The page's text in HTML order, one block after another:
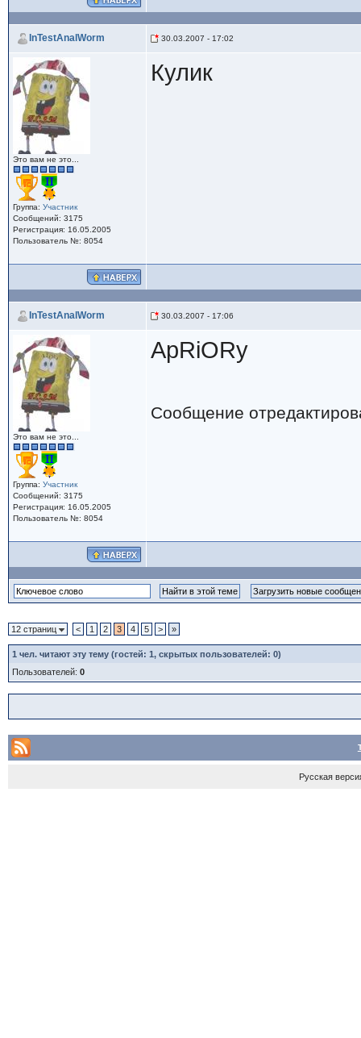
InTestAnalWorm 30.03.2007 - 17:02
Это вам не это...
Группа: Участник
Сообщений: 3175
Регистрация: 16.05.2005
Пользователь №: 8054
Кулик
InTestAnalWorm 30.03.2007 - 17:06
Это вам не это...
Группа: Участник
Сообщений: 3175
Регистрация: 16.05.2005
Пользователь №: 8054
ApRiORy
Сообщение
12 страниц < 1 2 3 4 5 > »
1 чел. читают эту тему (гостей: 1, скрытых пользователей: 0)
Пользователей: 0
Русская